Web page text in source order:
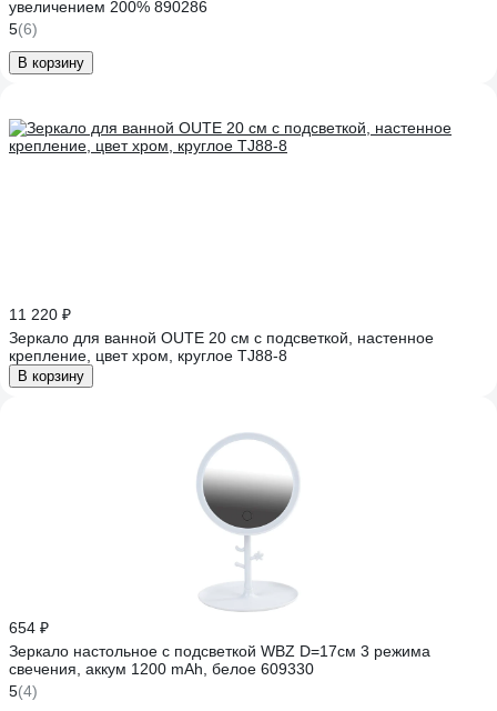
увеличением 200% 890286
5(6)
В корзину
11 220 ₽
Зеркало для ванной OUTE 20 см с подсветкой, настенное
крепление, цвет хром, круглое TJ88-8
В корзину
654 ₽
Зеркало настольное с подсветкой WBZ D=17см 3 режима
свечения, аккум 1200 mAh, белое 609330
5(4)